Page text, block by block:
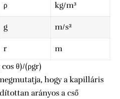
ρ kg/m³
g m/s²
r
m
θ)/(ρgr)
hogy a kapilláris
arányos a cső